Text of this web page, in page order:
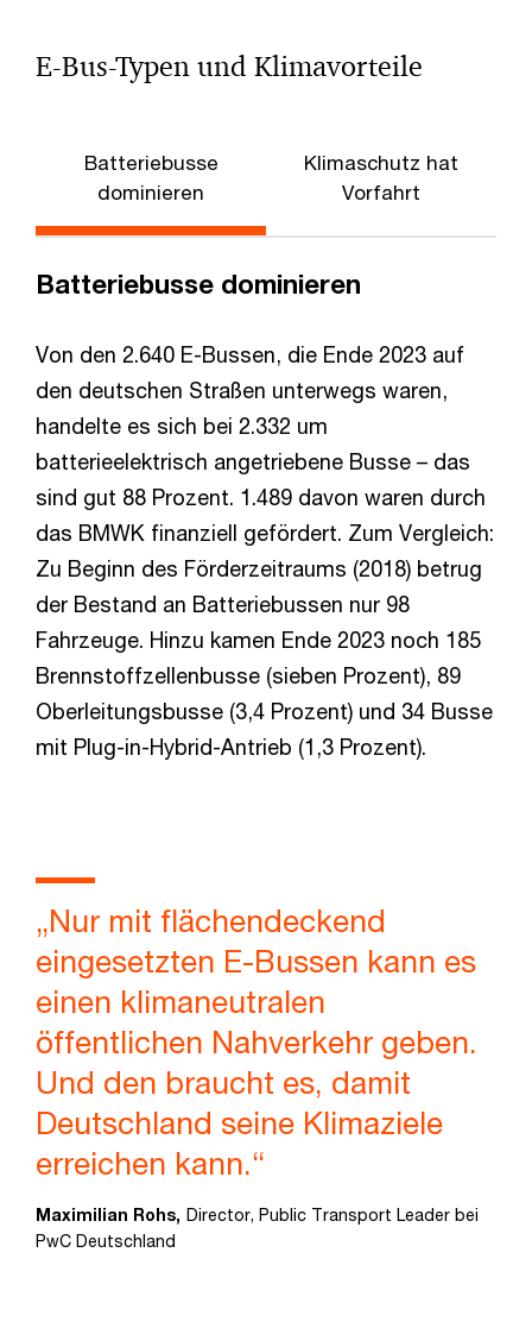
E-Bus-Typen und Klimavorteile
Batteriebusse
dominieren
Klimaschutz hat
Vorfahrt
Batteriebusse dominieren
Von den 2.640 E-Bussen, die Ende 2023 auf
den deutschen Straßen unterwegs waren,
handelte es sich bei 2.332 um
batterieelektrisch angetriebene Busse – das
sind gut 88 Prozent. 1.489 davon waren durch
das BMWK finanziell gefördert. Zum Vergleich:
Zu Beginn des Förderzeitraums (2018) betrug
der Bestand an Batteriebussen nur 98
Fahrzeuge. Hinzu kamen Ende 2023 noch 185
Brennstoffzellenbusse (sieben Prozent), 89
Oberleitungsbusse (3,4 Prozent) und 34 Busse
mit Plug-in-Hybrid-Antrieb (1,3 Prozent).
„Nur mit flächendeckend
eingesetzten E-Bussen kann es
einen klimaneutralen
öffentlichen Nahverkehr geben.
Und den braucht es, damit
Deutschland seine Klimaziele
erreichen kann.“
Maximilian Rohs, Director, Public Transport Leader bei
PwC Deutschland